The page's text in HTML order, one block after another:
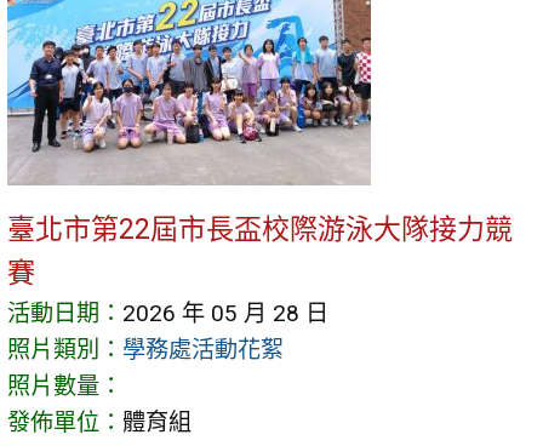
臺北市第22屆市長盃校際游泳大隊接力競
賽
活動日期： 2026 年 05 月 28 日
照片類別： 學務處活動花絮
照片數量：
發佈單位： 體育組